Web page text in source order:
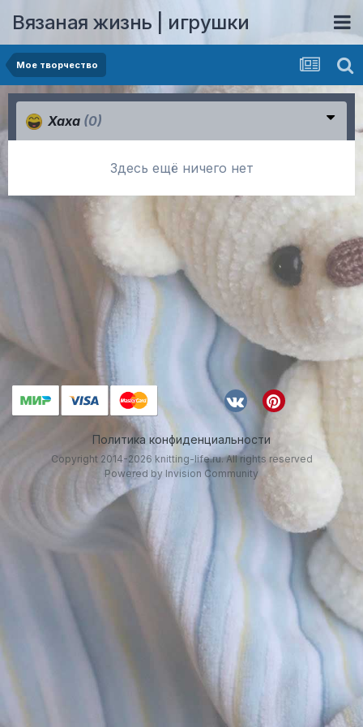
Вязаная жизнь | игрушки
Мое творчество
Хаха (0)
Здесь ещё ничего нет
Политика конфиденциальности
Copyright 2014-2026 knitting-life.ru. All rights reserved
Powered by Invision Community